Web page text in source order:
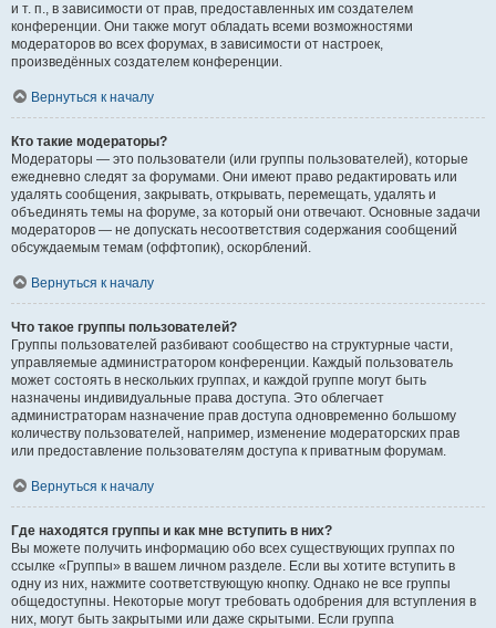
и т. п., в зависимости от прав, предоставленных им создателем
конференции. Они также могут обладать всеми возможностями
модераторов во всех форумах, в зависимости от настроек,
произведённых создателем конференции.
Вернуться к началу
Кто такие модераторы?
Модераторы — это пользователи (или группы пользователей), которые
ежедневно следят за форумами. Они имеют право редактировать или
удалять сообщения, закрывать, открывать, перемещать, удалять и
объединять темы на форуме, за который они отвечают. Основные задачи
модераторов — не допускать несоответствия содержания сообщений
обсуждаемым темам (оффтопик), оскорблений.
Вернуться к началу
Что такое группы пользователей?
Группы пользователей разбивают сообщество на структурные части,
управляемые администратором конференции. Каждый пользователь
может состоять в нескольких группах, и каждой группе могут быть
назначены индивидуальные права доступа. Это облегчает
администраторам назначение прав доступа одновременно большому
количеству пользователей, например, изменение модераторских прав
или предоставление пользователям доступа к приватным форумам.
Вернуться к началу
Где находятся группы и как мне вступить в них?
Вы можете получить информацию обо всех существующих группах по
ссылке «Группы» в вашем личном разделе. Если вы хотите вступить в
одну из них, нажмите соответствующую кнопку. Однако не все группы
общедоступны. Некоторые могут требовать одобрения для вступления в
них, могут быть закрытыми или даже скрытыми. Если группа